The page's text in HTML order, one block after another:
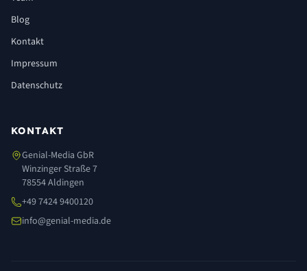
Blog
Kontakt
Impressum
Datenschutz
KONTAKT
Genial-Media GbR
Winzinger Straße 7
78554 Aldingen
+49 7424 9400120
info@genial-media.de